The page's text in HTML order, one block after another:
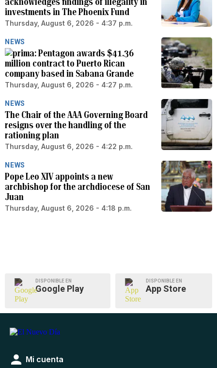
investments in The Phoenix Fund
Thursday, August 6, 2026 - 4:37 p.m.
NEWS
Pentagon awards $41.36
million contract to Puerto Rican
company based in Sabana Grande
Thursday, August 6, 2026 - 4:27 p.m.
NEWS
The Chair of the AAA Governing Board
resigns over the handling of the
rationing plan
Thursday, August 6, 2026 - 4:22 p.m.
NEWS
Pope Leo XIV appoints a new
archbishop for the archdiocese of San
Juan
Thursday, August 6, 2026 - 4:18 p.m.
DISPONIBLE EN
Google Play
DISPONIBLE EN
App Store
Mi cuenta